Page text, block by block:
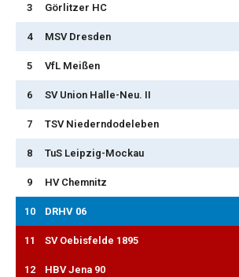
3 Görlitzer HC
4 MSV Dresden
5 VfL Meißen
6 SV Union Halle-Neu. II
7 TSV Niederndodeleben
8 TuS Leipzig-Mockau
9 HV Chemnitz
10 DRHV 06
11 SV Oebisfelde 1895
12 HBV Jena 90